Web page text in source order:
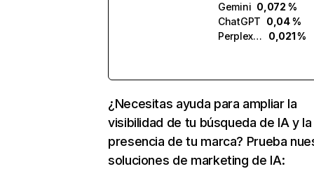
Gemini 0,072 %
ChatGPT 0,04 %
Perplexity
0,021 %
¿Necesitas ayuda para ampliar la
visibilidad de tu búsqueda de IA y la
presencia de tu marca? Prueba
soluciones de marketing de IA: